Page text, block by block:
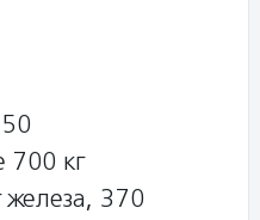
700 кг
железа, 370